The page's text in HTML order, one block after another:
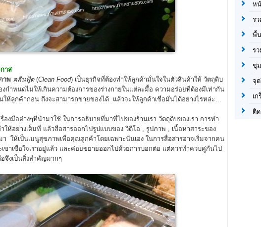
าส
าพ คลีนฟู้ด(Clean Food) เป็นธุรกิจที่ต้องทำให้ลูกค้ามั่นใจในตัวสินค้าให้ วัตถุดิบ
ำหนดไม่ให้เกินความต้องการของร่างกายในแต่ละมื้อ ความอร่อยที่ต้องมีเท่ากัน
ให้ลูกค้าก่อน ถึงจะสามารถขายของได้ แล้วจะให้ลูกค้าเชื่อมั่นได้อย่างไรหล่ะ…
องมือต่างๆที่นำมาใช้ ในการอธิบายที่มาที่ไปของร้านเรา วัตถุดิบของเรา การทำ
ให้อย่างเต็มที่ แล้วสื่อสารออกไปรูปแบบของ วิดีโอ , รูปภาพ , เนื้อหาสาระของ
า ให้เป็นเมนูสุขภาพเพื่อคุณลูกค้าโดยเฉพาะนั่นเอง ในการสื่อสารอาจเริ่มจากคน
เขาเชื่อใจเราอยู่แล้ว และค่อยขยายออกไปด้วยการบอกต่อ แต่ควรทำควบคู่กันไป
จึงเป็นสิ่งสำคัญมากๆ
ห
ร
พื้
ร
ชุ
จุ
เ
ติ